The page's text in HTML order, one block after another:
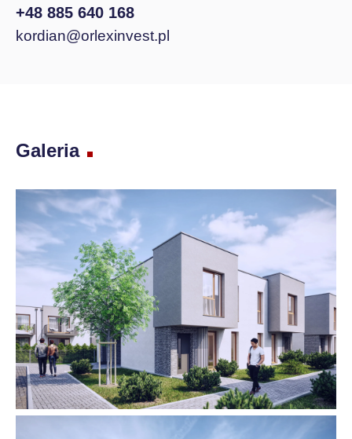
+48 885 640 168
kordian@orlexinvest.pl
Galeria